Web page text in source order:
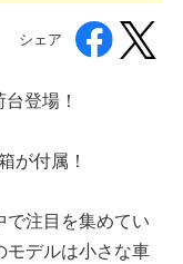
シェア
登場！
が付属！
で注目を集めてい
デルは小さな車